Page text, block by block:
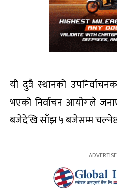
यी दुवै स्थानको
भएको निर्वाचन आयोगले
बजेदेखि साँझ ५ बजेसम्म